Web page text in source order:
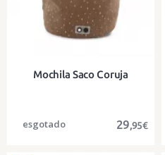
Mochila Saco Coruja
29,95€